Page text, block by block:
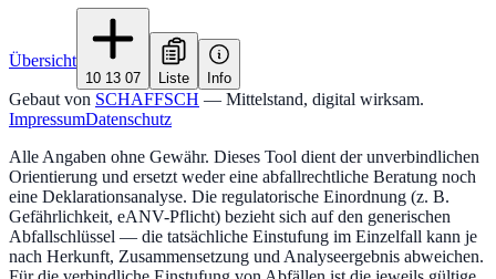
Übersicht
10 13 07 Liste Info
Gebaut von SCHAFFSCH — Mittelstand, digital wirksam.
ImpressumDatenschutz
Alle Angaben ohne Gewähr. Dieses Tool dient der unverbindlichen
Orientierung und ersetzt weder eine abfallrechtliche Beratung noch
eine Deklarationsanalyse. Die regulatorische Einordnung (z. B.
Gefährlichkeit, eANV-Pflicht) bezieht sich auf den generischen
Abfallschlüssel — die tatsächliche Einstufung im Einzelfall kann je
nach Herkunft, Zusammensetzung und Analyseergebnis abweichen.